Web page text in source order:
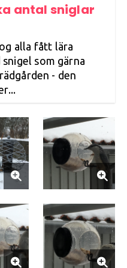
antal sniglar
alla fått lära
som gärna
- den